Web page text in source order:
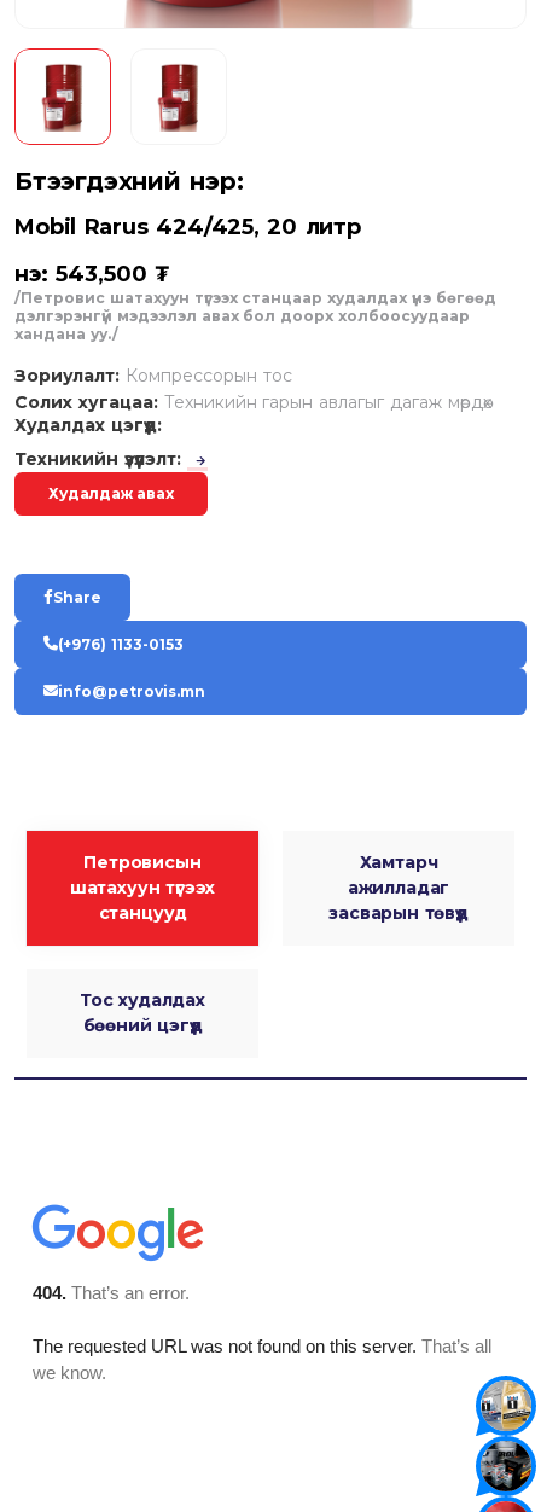
Бүтээгдэхүүний нэр:
Mobil Rarus 424/425, 20 литр
Үнэ: 543,500 ₮
/Петровис шатахуун түгээх станцаар худалдах үнэ бөгөөд
дэлгэрэнгүй мэдээлэл авах бол доорх холбоосуудаар
хандана уу./
Зориулалт: Компрессорын тос
Солих хугацаа: Техникийн гарын авлагыг дагаж мөрдөх
Худалдах цэгүүд:
Техникийн үзүүлэлт:
Худалдаж авах
Share
(+976) 1133-0153
info@petrovis.mn
Петровисын
шатахуун түгээх
станцууд
Хамтарч
ажилладаг
засварын төвүүд
Тос худалдах
бөөний цэгүүд